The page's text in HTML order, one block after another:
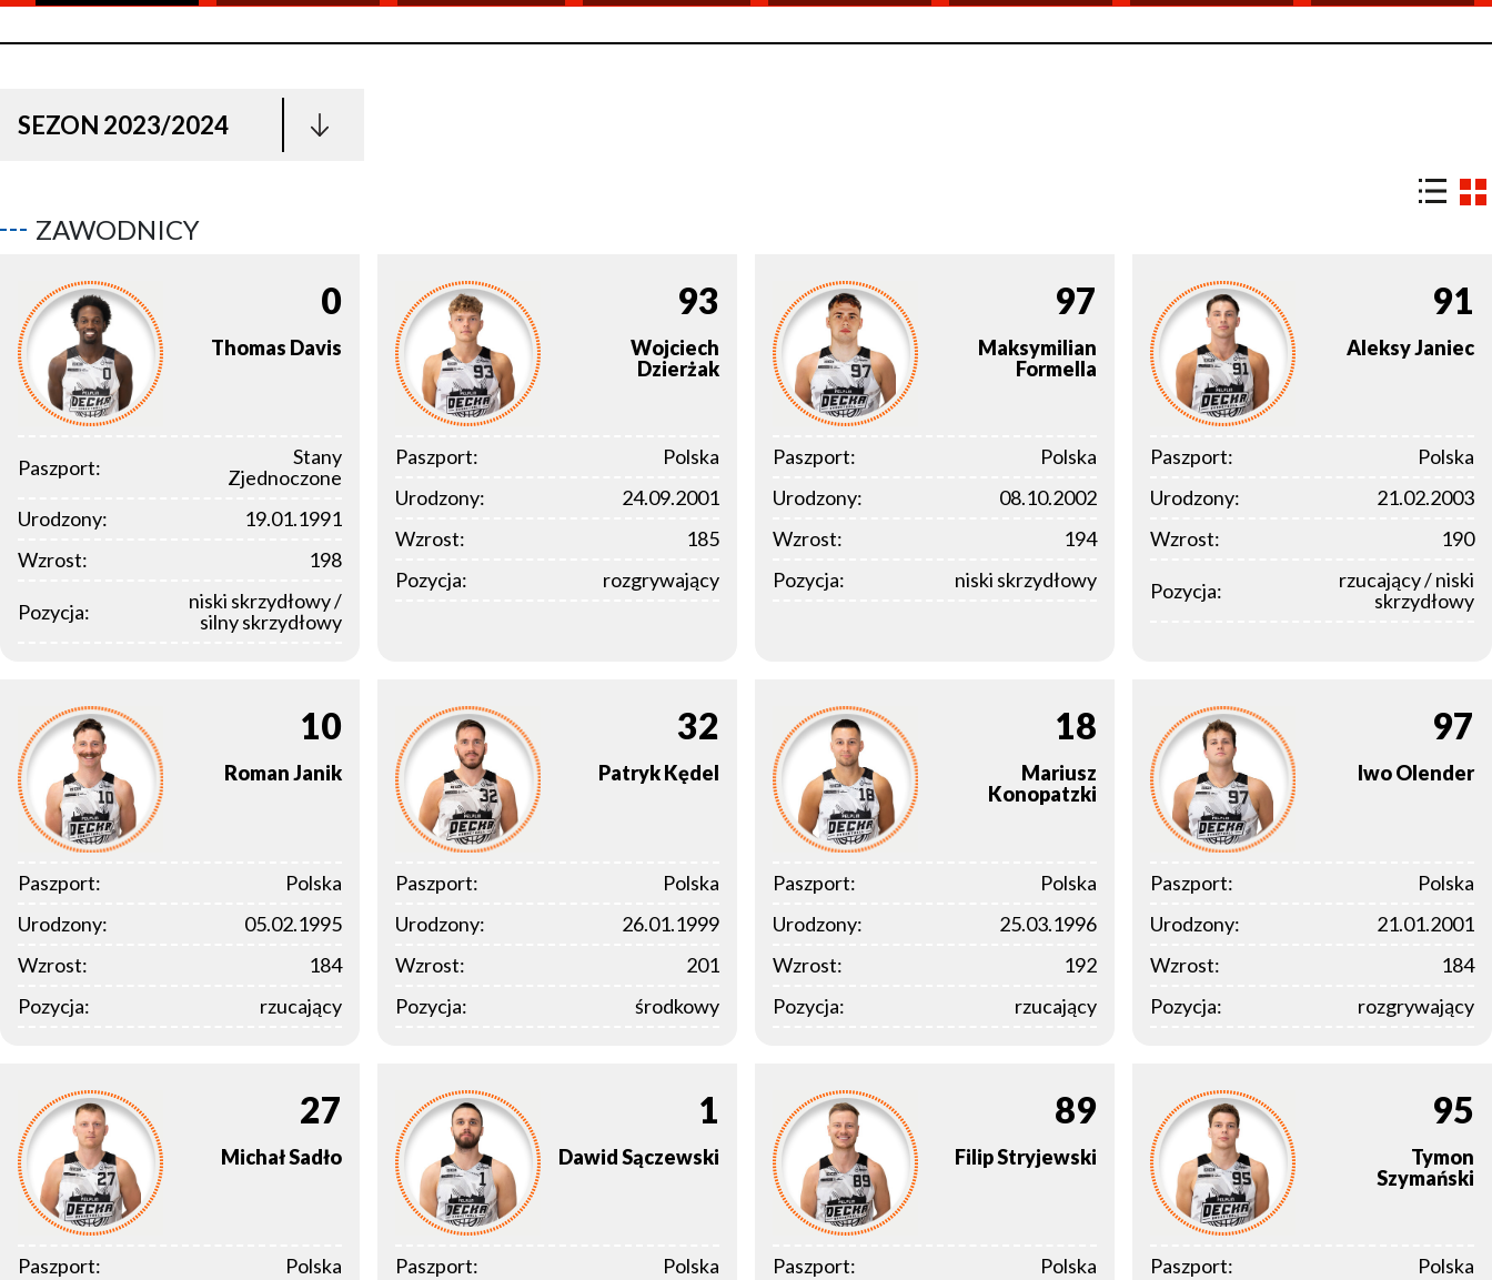
SEZON 2023/2024
ZAWODNICY
0
Thomas Davis
Paszport:
Stany
Zjednoczone
Urodzony:
19.01.1991
Wzrost:
198
Pozycja:
niski skrzydłowy /
silny skrzydłowy
93
Wojciech
Dzierżak
Paszport:
Polska
Urodzony:
24.09.2001
Wzrost:
185
Pozycja:
rozgrywający
97
Maksymilian
Formella
Paszport:
Polska
Urodzony:
08.10.2002
Wzrost:
194
Pozycja:
niski skrzydłowy
91
AleksyJaniec
Paszport:
Polska
Urodzony:
21.02.2003
Wzrost:
190
Pozycja:
rzucający / niski
skrzydłowy
10
RomanJanik
Paszport:
Polska
Urodzony:
05.02.1995
Wzrost:
184
Pozycja:
rzucający
32
PatrykKędel
Paszport:
Polska
Urodzony:
26.01.1999
Wzrost:
201
Pozycja:
środkowy
18
Mariusz
Konopatzki
Paszport:
Polska
Urodzony:
25.03.1996
Wzrost:
192
Pozycja:
rzucający
97
IwoOlender
Paszport:
Polska
Urodzony:
21.01.2001
Wzrost:
184
Pozycja:
rozgrywający
27
MichałSadło
Paszport:
Polska
1
DawidSączewski
Paszport:
Polska
89
FilipStryjewski
Paszport:
Polska
95
Tymon
Szymański
Paszport:
Polska